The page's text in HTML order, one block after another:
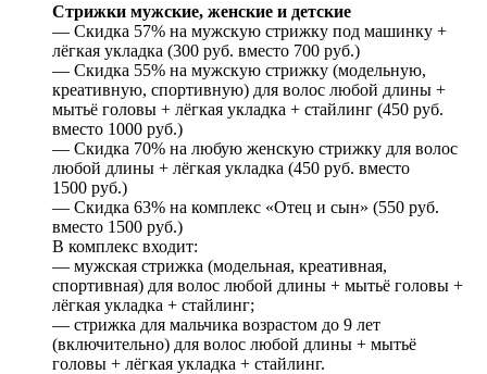
Стрижки мужские, женские и детские
— Скидка 57% на мужскую стрижку под машинку +
лёгкая укладка (300 руб. вместо 700 руб.)
— Скидка 55% на мужскую стрижку (модельную,
креативную, спортивную) для волос любой длины +
мытьё головы + лёгкая укладка + стайлинг (450 руб.
вместо 1000 руб.)
— Скидка 70% на любую женскую стрижку для волос
любой длины + лёгкая укладка (450 руб. вместо
1500 руб.)
— Скидка 63% на комплекс «Отец и сын» (550 руб.
вместо 1500 руб.)
В комплекс входит:
— мужская стрижка (модельная, креативная,
спортивная) для волос любой длины + мытьё головы +
лёгкая укладка + стайлинг;
— стрижка для мальчика возрастом до 9 лет
(включительно) для волос любой длины + мытьё
головы + лёгкая укладка + стайлинг.